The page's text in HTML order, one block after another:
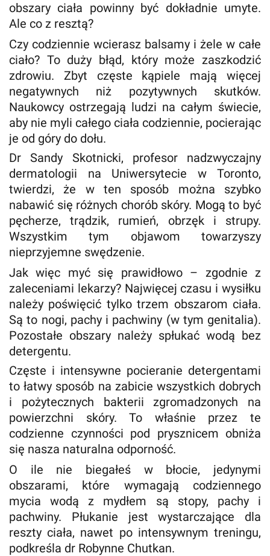
obszary ciała powinny być dokładnie umyte.
Ale co z resztą?
Czy codziennie wcierasz balsamy i żele w całe
ciało? To duży błąd, który może zaszkodzić
zdrowiu. Zbyt częste kąpiele mają więcej
negatywnych niż pozytywnych skutków.
Naukowcy ostrzegają ludzi na całym świecie,
aby nie myli całego ciała codziennie, pocierając
je od góry do dołu.
Dr Sandy Skotnicki, profesor nadzwyczajny
dermatologii na Uniwersytecie w Toronto,
twierdzi, że w ten sposób można szybko
nabawić się różnych chorób skóry. Mogą to być
pęcherze, trądzik, rumień, obrzęk i strupy.
Wszystkim tym objawom towarzyszy
nieprzyjemne swędzenie.
Jak więc myć się prawidłowo – zgodnie z
zaleceniami lekarzy? Najwięcej czasu i wysiłku
należy poświęcić tylko trzem obszarom ciała.
Są to nogi, pachy i pachwiny (w tym genitalia).
Pozostałe obszary należy spłukać wodą bez
detergentu.
Częste i intensywne pocieranie detergentami
to łatwy sposób na zabicie wszystkich dobrych
i pożytecznych bakterii zgromadzonych na
powierzchni skóry. To właśnie przez te
codzienne czynności pod prysznicem obniża
się nasza naturalna odporność.
O ile nie biegałeś w błocie, jedynymi
obszarami, które wymagają codziennego
mycia wodą z mydłem są stopy, pachy i
pachwiny. Płukanie jest wystarczające dla
reszty ciała, nawet po intensywnym treningu,
podkreśla dr Robynne Chutkan.